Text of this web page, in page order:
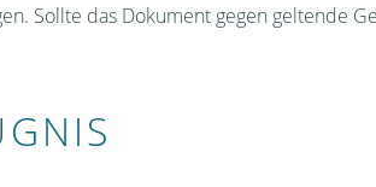
Sollte das Dokument gegen geltende